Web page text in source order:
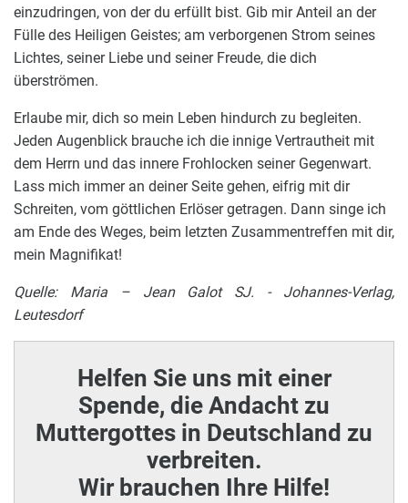
einzudringen, von der du erfüllt bist. Gib mir Anteil an der
Fülle des Heiligen Geistes; am verborgenen Strom seines
Lichtes, seiner Liebe und seiner Freude, die dich
überströmen.
Erlaube mir, dich so mein Leben hindurch zu begleiten.
Jeden Augenblick brauche ich die innige Vertrautheit mit
dem Herrn und das innere Frohlocken seiner Gegenwart.
Lass mich immer an deiner Seite gehen, eifrig mit dir
Schreiten, vom göttlichen Erlöser getragen. Dann singe ich
am Ende des Weges, beim letzten Zusammentreffen mit dir,
mein Magnifikat!
Quelle: Maria – Jean Galot SJ. - Johannes-Verlag,
Leutesdorf
Helfen Sie uns mit einer
Spende, die Andacht zu
Muttergottes in Deutschland zu
verbreiten.
Wir brauchen Ihre Hilfe!